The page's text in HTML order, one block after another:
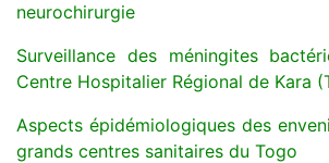
neurochirurgie
Surveillance des méningites
Centre Hospitalier Régional de Kara
Aspects épidémiologiques des
grands centres sanitaires du Togo